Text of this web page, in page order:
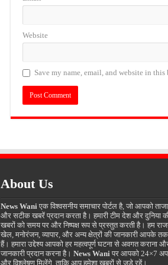
Website
Save my name, email, and website in
About Us
News Waniएक विश्वसनीय समाचार पोर्टल है, जो आपको
और सटीक खबरें प्रदान करता है। हमारी टीम देश और दुनिया
खबरों को समय पर और निष्पक्ष रूप से प्रस्तुत करती है। हम
खेल, मनोरंजन, व्यापार, और अन्य क्षेत्रों की जानकारी आपके
हैं। हमारा उद्देश्य आपको हर महत्वपूर्ण घटना से अवगत कराना
जानकारी प्रदान करना है। News Waniपर आपको 24×7
और विश्लेषण मिलेंगे, ताकि आप हमेशा खबरों से जुड़े रहें।